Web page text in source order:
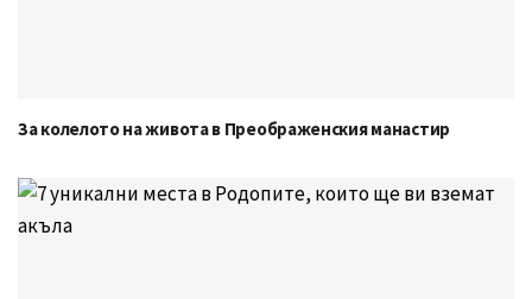
За колелото на живота в Преображенския манастир